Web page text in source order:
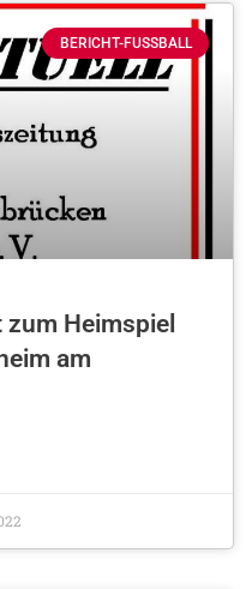
BERICHT-FUSSBALL
Heimspiel
am